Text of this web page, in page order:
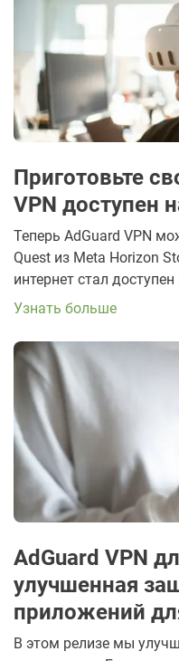
Приготовьте
VPN доступен
Теперь AdGuard VPN
Quest из Meta Horizon
интернет стал
Узнать больше
AdGuard VPN
улучшенная
приложений
В этом релизе мы